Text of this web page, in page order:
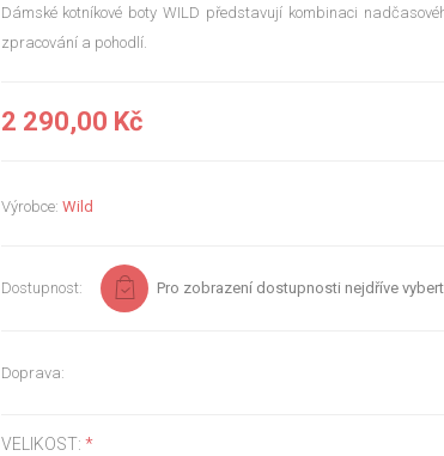
Dámské kotníkové boty WILD představují kombinaci
zpracování a pohodlí.
2 290,00 Kč
Výrobce: Wild
Dostupnost: Pro zobrazení dostupnosti nejdříve
Doprava:
VELIKOST: *